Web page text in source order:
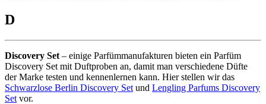
D
Discovery Set – einige Parfümmanufakturen bieten ein Parfüm
Discovery Set mit Duftproben an, damit man verschiedene Düfte
der Marke testen und kennenlernen kann. Hier stellen wir das
Schwarzlose Berlin Discovery Set und Lengling Parfums Discovery
Set vor.